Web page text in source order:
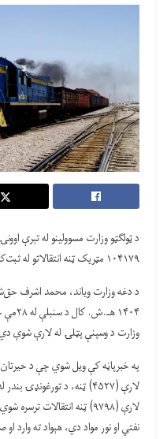
د ټولګټو وزارت مسوولینو له تېرې
۱۰۴۱۷۹ مټریک ټنه انتقالاتو له ثبت‌کېدو خبر ورکړی دی.
د دغه وزارت ویاند، محمد اشرف
وزارت د وسپنې پټلۍ له لارې شوې
نفتي او نور مواد دي، هېواد ته وارد